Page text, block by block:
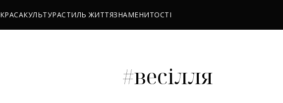
КРАСАКУЛЬТУРАСТИЛЬ ЖИТТЯЗНАМЕНИТОСТІ
#весілля